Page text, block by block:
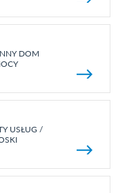
DOM
USŁUG /